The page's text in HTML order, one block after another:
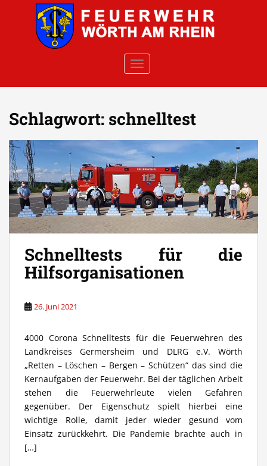
Skip to main content
TOGGLE NAVIGATION
Schlagwort: schnelltest
Schnelltests für die
Hilfsorganisationen
26. Juni 2021
4000 Corona Schnelltests für die Feuerwehren des
Landkreises Germersheim und DLRG e.V. Wörth
„Retten – Löschen – Bergen – Schützen“ das sind die
Kernaufgaben der Feuerwehr. Bei der täglichen Arbeit
stehen die Feuerwehrleute vielen Gefahren
gegenüber. Der Eigenschutz spielt hierbei eine
wichtige Rolle, damit jeder wieder gesund vom
Einsatz zurückkehrt. Die Pandemie brachte auch in
[…]